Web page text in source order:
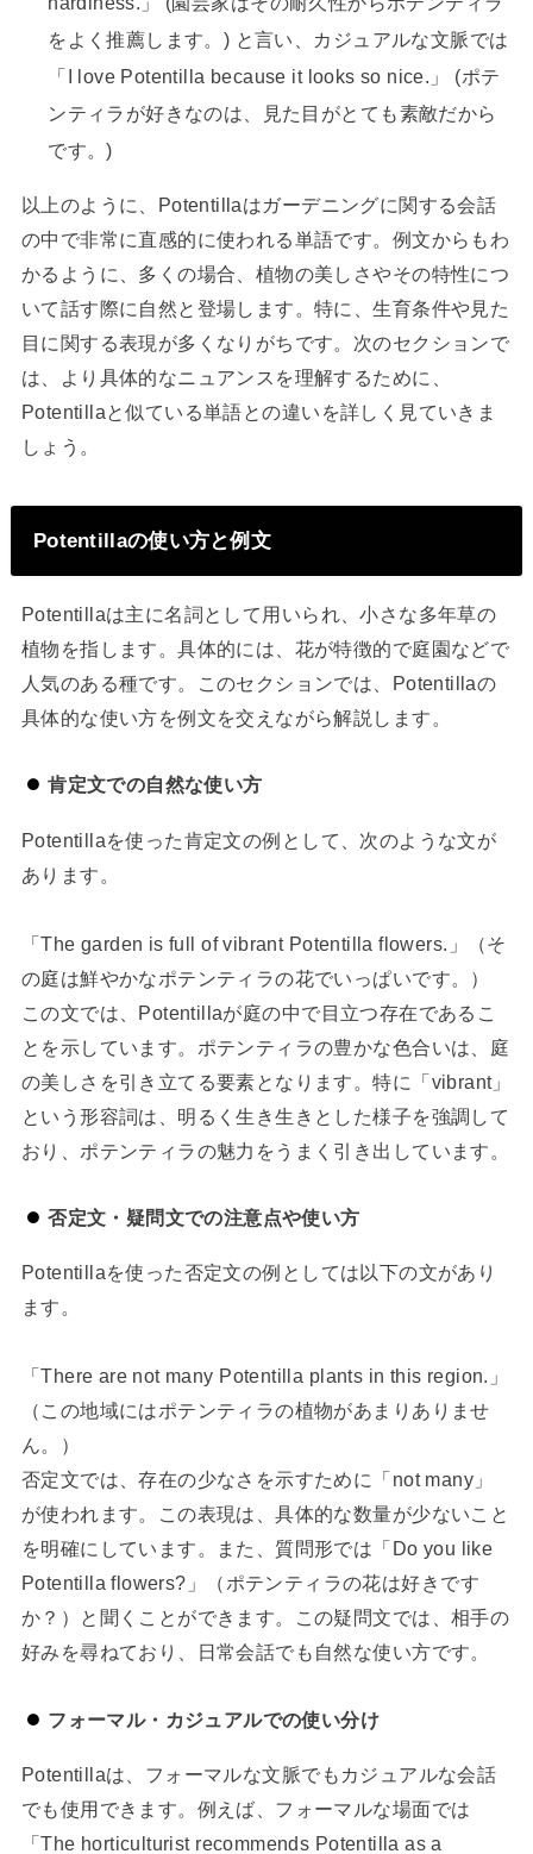
をよく推薦します。) と言い、カジュアルな文脈では
「I love Potentilla because it looks so nice.」 (ポテ
ンティラが好きなのは、見た目がとても素敵だから
です。)
以上のように、Potentillaはガーデニングに関する会話
の中で非常に直感的に使われる単語です。例文からもわ
かるように、多くの場合、植物の美しさやその特性につ
いて話す際に自然と登場します。特に、生育条件や見た
目に関する表現が多くなりがちです。次のセクションで
は、より具体的なニュアンスを理解するために、
Potentillaと似ている単語との違いを詳しく見ていきま
しょう。
Potentillaの使い方と例文
Potentillaは主に名詞として用いられ、小さな多年草の
植物を指します。具体的には、花が特徴的で庭園などで
人気のある種です。このセクションでは、Potentillaの
具体的な使い方を例文を交えながら解説します。
肯定文での自然な使い方
Potentillaを使った肯定文の例として、次のような文が
あります。
「The garden is full of vibrant Potentilla flowers.」（そ
の庭は鮮やかなポテンティラの花でいっぱいです。）
この文では、Potentillaが庭の中で目立つ存在であるこ
とを示しています。ポテンティラの豊かな色合いは、庭
の美しさを引き立てる要素となります。特に「vibrant」
という形容詞は、明るく生き生きとした様子を強調して
おり、ポテンティラの魅力をうまく引き出しています。
否定文・疑問文での注意点や使い方
Potentillaを使った否定文の例としては以下の文があり
ます。
「There are not many Potentilla plants in this region.」
（この地域にはポテンティラの植物があまりありませ
ん。）
否定文では、存在の少なさを示すために「not many」
が使われます。この表現は、具体的な数量が少ないこと
を明確にしています。また、質問形では「Do you like
Potentilla flowers?」（ポテンティラの花は好きです
か？）と聞くことができます。この疑問文では、相手の
好みを尋ねており、日常会話でも自然な使い方です。
フォーマル・カジュアルでの使い分け
Potentillaは、フォーマルな文脈でもカジュアルな会話
でも使用できます。例えば、フォーマルな場面では
「The horticulturist recommends Potentilla as a